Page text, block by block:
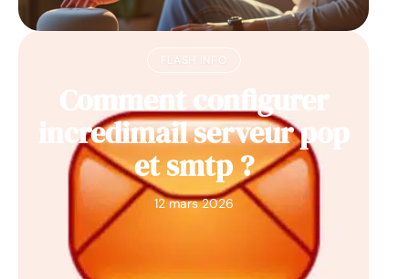
FLASH INFO
Comment configurer
incredimail serveur pop
et smtp ?
12 mars 2026